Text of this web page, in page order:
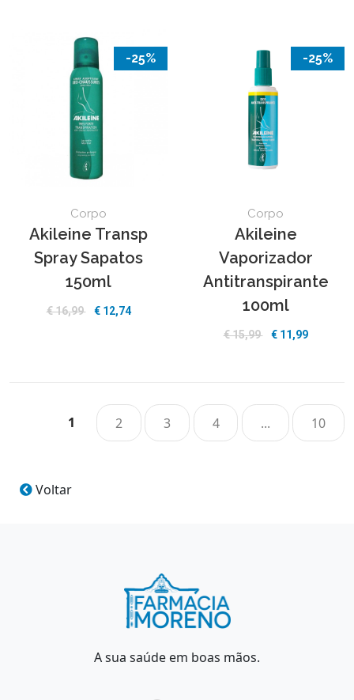
-25%
Corpo
Akileine Transp
Spray Sapatos
150ml
€ 16,99 € 12,74
-25%
Corpo
Akileine
Vaporizador
Antitranspirante
100ml
€ 15,99 € 11,99
1 2 3 4 ... 10
Voltar
A sua saúde em boas mãos.